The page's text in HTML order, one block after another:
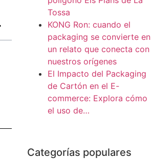
Tossa
KONG Ron: cuando el
packaging se convierte en
un relato que conecta con
nuestros orígenes
El Impacto del Packaging
de Cartón en el E-
commerce: Explora cómo
el uso de…
Categorías populares